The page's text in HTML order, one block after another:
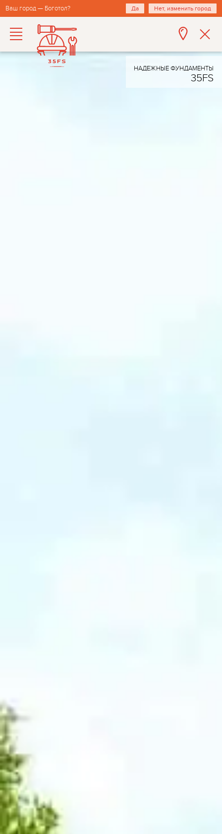
Ваш город — Боготол? Да Нет, изменить город
НАДЕЖНЫЕ ФУНДАМЕНТЫ
35FS